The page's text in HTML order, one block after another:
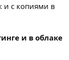
и с копиями в
и в облаке